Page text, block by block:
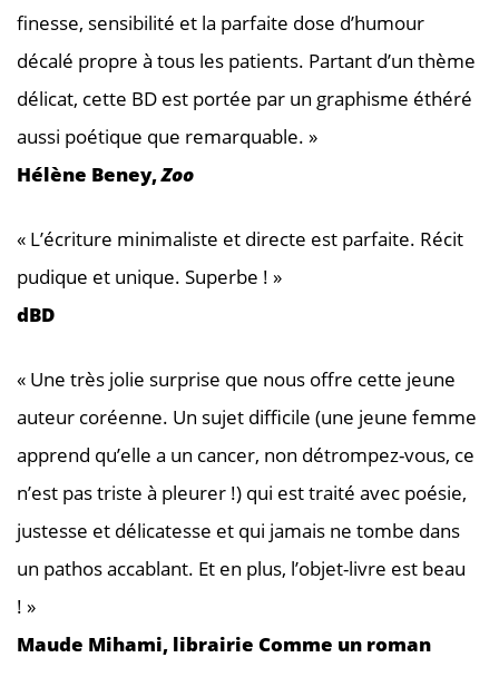
finesse, sensibilité et la parfaite dose d’humour
décalé propre à tous les patients. Partant d’un thème
délicat, cette BD est portée par un graphisme éthéré
aussi poétique que remarquable. »
Hélène Beney,Zoo
« L’écriture minimaliste et directe est parfaite. Récit
pudique et unique. Superbe ! »
dBD
« Une très jolie surprise que nous offre cette jeune
auteur coréenne. Un sujet difficile (une jeune femme
apprend qu’elle a un cancer, non détrompez-vous, ce
n’est pas triste à pleurer !) qui est traité avec poésie,
justesse et délicatesse et qui jamais ne tombe dans
un pathos accablant. Et en plus, l’objet-livre est beau
! »
Maude Mihami, librairie Comme un roman